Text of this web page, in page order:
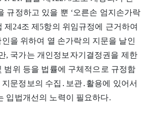
규정하고 있을 뿐 ‘오른손 엄지손가락
24조 제5항의 위임규정에 근거하여
을 위하여 열 손가락의 지문을 날인
, 국가는 개인정보자기결정권을 제한
범위 등을 법률에 구체적으로 규정함
문정보의 수집․보관․활용에 있어서
입법개선의 노력이 필요하다.